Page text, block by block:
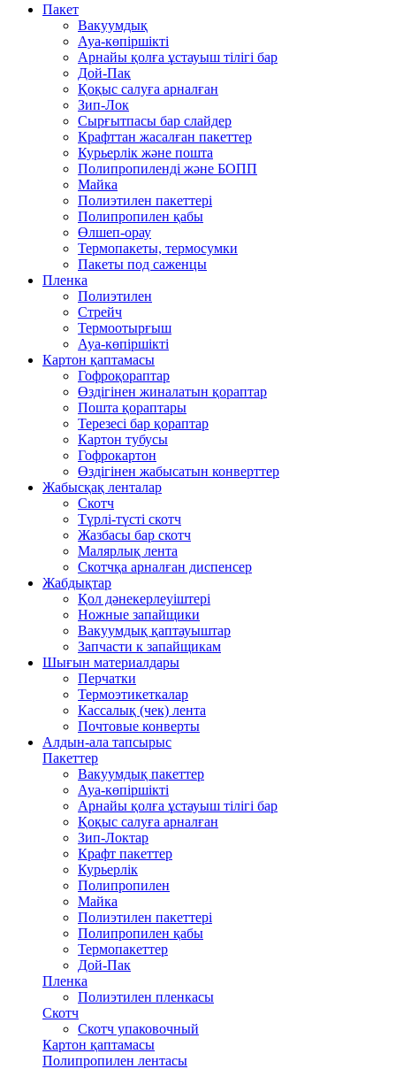
Пакет
Вакуумдық
Ауа-көпіршікті
Арнайы қолға ұстауыш тілігі бар
Дой-Пак
Қоқыс салуға арналған
Зип-Лок
Сырғытпасы бар слайдер
Крафттан жасалған пакеттер
Курьерлік және пошта
Полипропиленді және БОПП
Майка
Полиэтилен пакеттері
Полипропилен қабы
Өлшеп-орау
Термопакеты, термосумки
Пакеты под саженцы
Пленка
Полиэтилен
Стрейч
Термоотырғыш
Ауа-көпіршікті
Картон қаптамасы
Гофроқораптар
Өздігінен жиналатын қораптар
Пошта қораптары
Терезесі бар қораптар
Картон тубусы
Гофрокартон
Өздігінен жабысатын конверттер
Жабысқақ ленталар
Скотч
Түрлі-түсті скотч
Жазбасы бар скотч
Малярлық лента
Скотчқа арналған диспенсер
Жабдықтар
Қол дәнекерлеуіштері
Ножные запайщики
Вакуумдық қаптауыштар
Запчасти к запайщикам
Шығын материалдары
Перчатки
Термоэтикеткалар
Кассалық (чек) лента
Почтовые конверты
Алдын-ала тапсырыс
Пакеттер
Вакуумдық пакеттер
Ауа-көпіршікті
Арнайы қолға ұстауыш тілігі бар
Қоқыс салуға арналған
Зип-Локтар
Крафт пакеттер
Курьерлік
Полипропилен
Майка
Полиэтилен пакеттері
Полипропилен қабы
Термопакеттер
Дой-Пак
Пленка
Полиэтилен пленкасы
Скотч
Скотч упаковочный
Картон қаптамасы
Полипропилен лентасы